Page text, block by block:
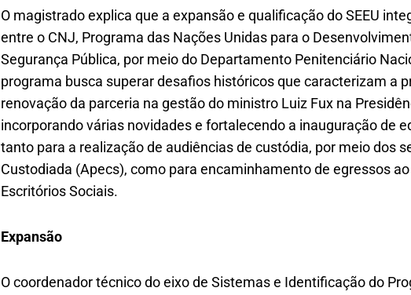
O magistrado explica que a expansão e qualificação do SEEU
entre o CNJ, Programa das Nações Unidas para o
Segurança Pública, por meio do Departamento Penitenciário
programa busca superar desafios históricos que caracterizam a
renovação da parceria na gestão do ministro Luiz Fux na
incorporando várias novidades e fortalecendo a inauguração de
tanto para a realização de audiências de custódia, por meio dos
Custodiada (Apecs), como para encaminhamento de egressos
Escritórios Sociais.
Expansão
O coordenador técnico do eixo de Sistemas e Identificação do